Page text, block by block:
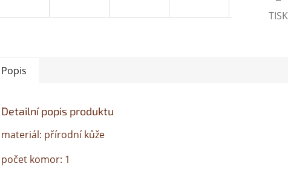
TISK
Popis
Detailní popis produktu
materiál: přírodní kůže
počet komor: 1